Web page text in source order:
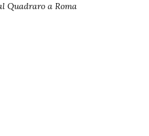
Quadraro a Roma